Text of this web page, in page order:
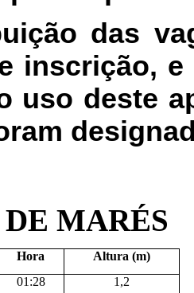
das
inscrição,
uso deste
MARÉS
Hora
Altura (m)
01:28
1,2